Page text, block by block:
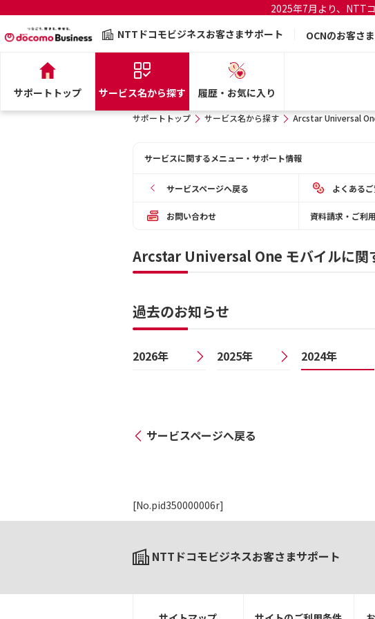
2025年7月より、NTT
NTTドコモビジネスお客さまサポート
OCNのお客さ
サポートトップ サービス名から探す 履歴・お気に入り
サポートトップ サービス名から探す Arcstar Universal
サービスに関するメニュー・サポート情報
サービスページへ戻る よくある
お問い合わせ 資料請求・ご利
Arcstar Universal One モバイルに関
過去のお知らせ
2026年 2025年 2024年
サービスページへ戻る
[No.pid350000006r]
NTTドコモビジネスお客さまサポート